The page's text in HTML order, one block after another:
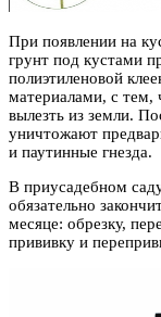
При появлении на
грунт под кустами
полиэтиленовой
материалами, с тем,
вылезть из земли.
уничтожают
и паутинные гнезда.
В приусадебном
обязательно
месяце: обрезку,
прививку и